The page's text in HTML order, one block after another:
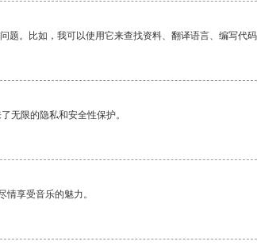
题。比如，我可以使用它来查找资料、翻译语言、编写代码
无限的隐私和安全性保护。
享受音乐的魅力。